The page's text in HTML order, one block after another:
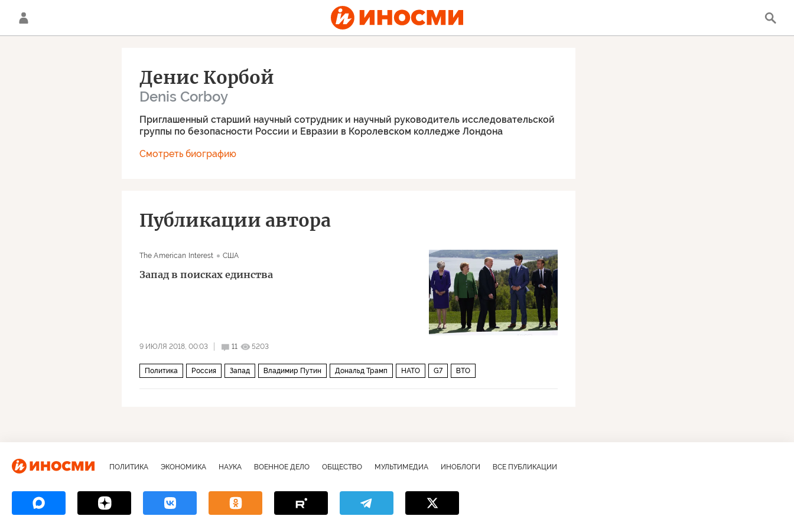
Денис Корбой
Denis Corboy
Приглашенный старший научный сотрудник и научный руководитель исследовательской
группы по безопасности России и Евразии в Королевском колледже Лондона
Смотреть биографию
Публикации автора
The American Interest США
Запад в поисках единства
9 ИЮЛЯ 2018, 00:03 11 5203
Политика Россия Запад Владимир Путин Дональд Трамп НАТО G7 ВТО
ПОЛИТИКА ЭКОНОМИКА НАУКА ВОЕННОЕ ДЕЛО ОБЩЕСТВО МУЛЬТИМЕДИА ИНОБЛОГИ ВСЕ ПУБЛИКАЦИИ